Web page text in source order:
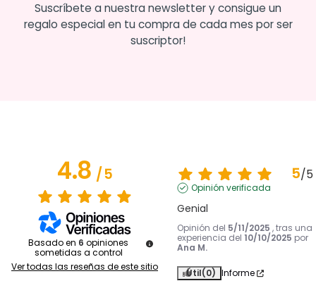
Suscríbete a nuestra newsletter y consigue un
regalo especial en tu compra de cada mes por ser
suscriptor!
4.8/5
Basado en 6 opiniones
sometidas a control
Ver todas las reseñas de este sitio
5/5
Opinión verificada
Genial
Opinión del 5/11/2025 , tras una
experiencia del 10/10/2025 por
Ana M.
Útil(0) Informe